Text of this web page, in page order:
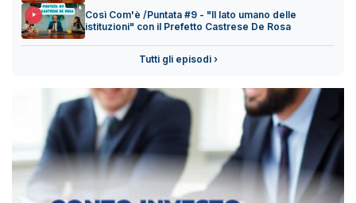
Così Com'è /Puntata #9 - "Il lato umano delle
istituzioni" con il Prefetto Castrese De Rosa
Tutti gli episodi ›